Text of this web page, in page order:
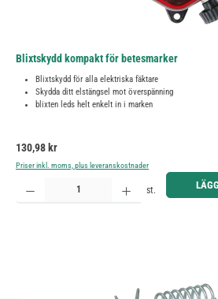
Blixtskydd kompakt för betesmarker
Blixtskydd för alla elektriska fäktare
Skydda ditt elstängsel mot överspänning
blixten leds helt enkelt in i marken
Ordinarie pris:
130,98 kr
Priser inkl. moms, plus leveranskostnader
Produktkvantitet: Ange önskat belopp eller använd
st.